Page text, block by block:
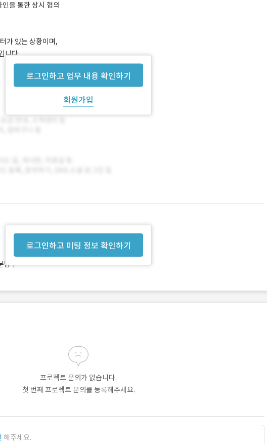
로그인하고 업무 내용 확인하기
회원가입
을 통한 상시 협의
가 있는 상황이며,
니다.
로그인하고 미팅 정보 확인하기
당구
프로젝트 문의가 없습니다.
첫 번째 프로젝트 문의를 등록해주세요.
해주세요.